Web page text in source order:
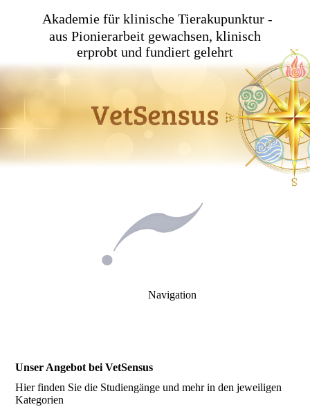
Akademie für klinische Tierakupunktur -
aus Pionierarbeit gewachsen, klinisch
erprobt und fundiert gelehrt
Navigation
Unser Angebot bei VetSensus
Hier finden Sie die Studiengänge und mehr in den jeweiligen
Kategorien